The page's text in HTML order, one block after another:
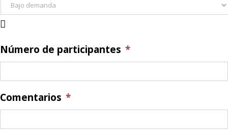

Número de participantes *
Comentarios *